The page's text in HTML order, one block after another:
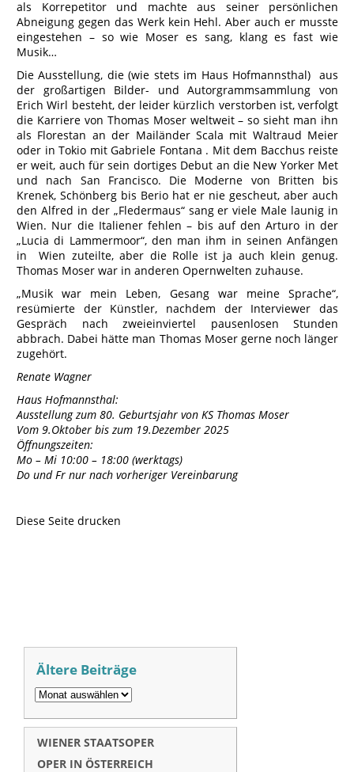
als Korrepetitor und machte aus seiner persönlichen
Abneigung gegen das Werk kein Hehl. Aber auch er musste
eingestehen – so wie Moser es sang, klang es fast wie
Musik…
Die Ausstellung, die (wie stets im Haus Hofmannsthal) aus
der großartigen Bilder- und Autorgrammsammlung von
Erich Wirl besteht, der leider kürzlich verstorben ist, verfolgt
die Karriere von Thomas Moser weltweit – so sieht man ihn
als Florestan an der Mailänder Scala mit Waltraud Meier
oder in Tokio mit Gabriele Fontana . Mit dem Bacchus reiste
er weit, auch für sein dortiges Debut an die New Yorker Met
und nach San Francisco. Die Moderne von Britten bis
Krenek, Schönberg bis Berio hat er nie gescheut, aber auch
den Alfred in der „Fledermaus“ sang er viele Male launig in
Wien. Nur die Italiener fehlen – bis auf den Arturo in der
„Lucia di Lammermoor“, den man ihm in seinen Anfängen
in Wien zuteilte, aber die Rolle ist ja auch klein genug.
Thomas Moser war in anderen Opernwelten zuhause.
„Musik war mein Leben, Gesang war meine Sprache“,
resümierte der Künstler, nachdem der Interviewer das
Gespräch nach zweieinviertel pausenlosen Stunden
abbrach. Dabei hätte man Thomas Moser gerne noch länger
zugehört.
Renate Wagner
Haus Hofmannsthal:
Ausstellung zum 80. Geburtsjahr von KS Thomas Moser
Vom 9.Oktober bis zum 19.Dezember 2025
Öffnungszeiten:
Mo – Mi 10:00 – 18:00 (werktags)
Do und Fr nur nach vorheriger Vereinbarung
Diese Seite drucken
Ältere Beiträge
WIENER STAATSOPER
OPER IN ÖSTERREICH